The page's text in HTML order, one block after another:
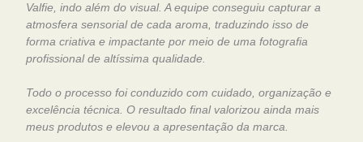
Valfie, indo além do visual. A equipe conseguiu capturar a
atmosfera sensorial de cada aroma, traduzindo isso de
forma criativa e impactante por meio de uma fotografia
profissional de altíssima qualidade.
Todo o processo foi conduzido com cuidado, organização e
excelência técnica. O resultado final valorizou ainda mais
meus produtos e elevou a apresentação da marca.